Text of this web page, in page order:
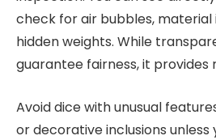
check for air bubbles, material
hidden weights. While
guarantee fairness, it provides
Avoid dice with unusual
or decorative inclusions